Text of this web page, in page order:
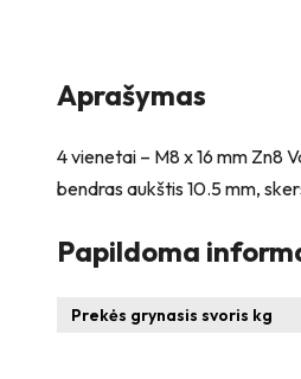
vienetai
NEM8x10
Įkalama
veržlė
Aprašymas
4 vienetai – M8 x 16 mm Zn8
bendras aukštis 10.5 mm,
Papildoma
Prekės grynasis svoris kg